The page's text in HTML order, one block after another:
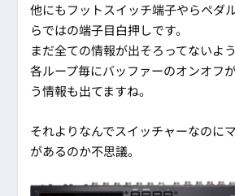
他にもフットスイッチ端子やらペダ
らではの端子目白押しです。
まだ全ての情報が出そろってないよ
各ループ毎にバッファーのオンオフ
う情報も出てますね。
それよりなんでスイッチャーなのに
があるのか不思議。